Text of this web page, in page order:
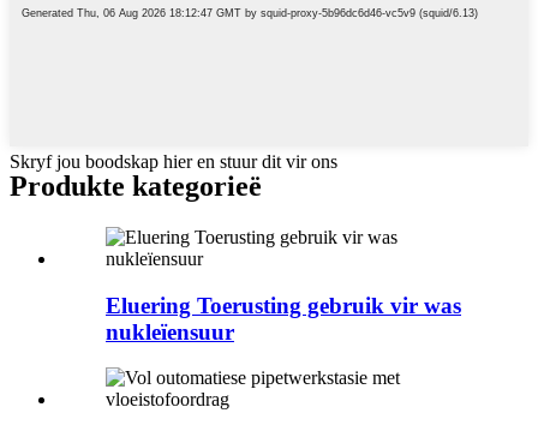
Skryf jou boodskap hier en stuur dit vir ons
Produkte kategorieë
Eluering Toerusting gebruik vir was
nukleïensuur